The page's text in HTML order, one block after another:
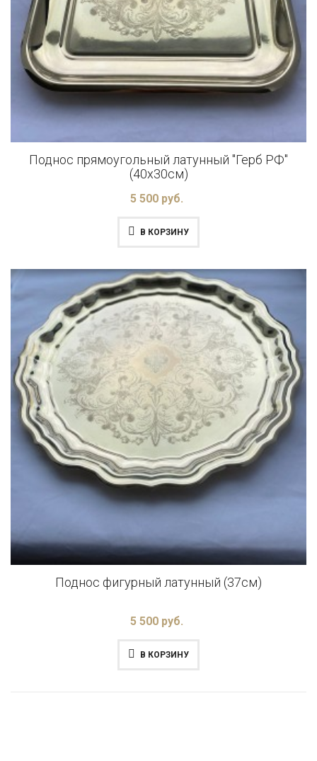
Поднос прямоугольный латунный "Герб РФ"
(40x30см)
5 500 руб.
В КОРЗИНУ
Поднос фигурный латунный (37см)
5 500 руб.
В КОРЗИНУ